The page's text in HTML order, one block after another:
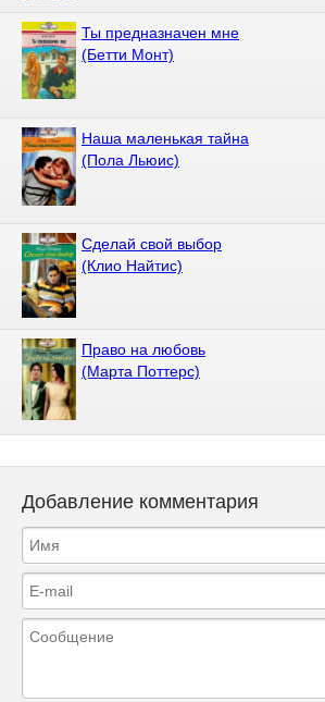
Ты предназначен мне
(Бетти Монт)
Наша маленькая тайна
(Пола Льюис)
Сделай свой выбор
(Клио Найтис)
Право на любовь
(Марта Поттерс)
Добавление комментария